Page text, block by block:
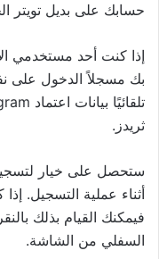
حسابك على بديل تويتر
إذا كنت أحد مستخدمي
ثريدز.
ستحصل على خيار
أثناء عملية التسجيل.
فيمكنك القيام بذلك
السفلي من الشاشة.